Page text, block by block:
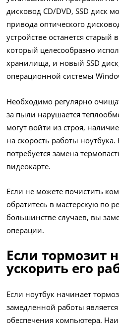
дисковод CD/DVD, SSD диск
привода оптического
устройстве останется старый
который целесообразно
хранилища, и новый SSD
операционной системы
Необходимо регулярно
за пыли нарушается
могут войти из строя,
на скорость работы
потребуется замена
видеокарте.
Если не можете почистить
обратитесь в мастерскую по
большинстве случаев, вы
операции.
Если тормозит
ускорить его
Если ноутбук начинает
замедленной работы
обеспечения компьютера.